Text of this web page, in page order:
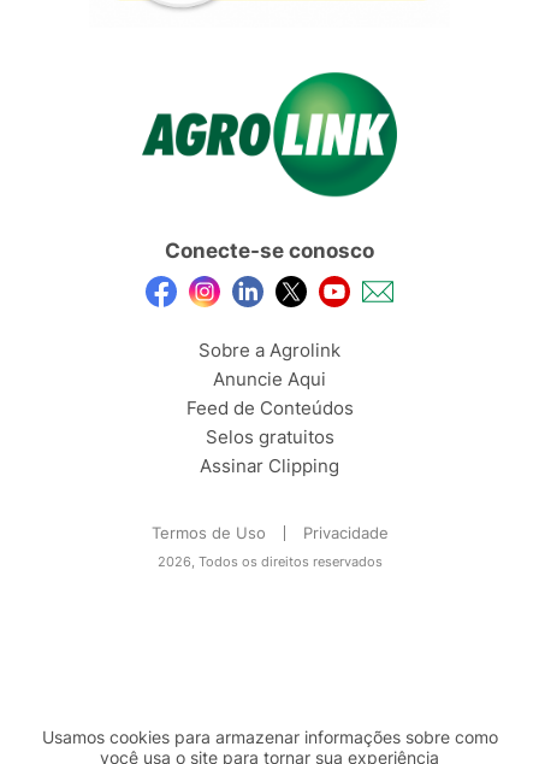
Conecte-se conosco
Sobre a Agrolink
Anuncie Aqui
Feed de Conteúdos
Selos gratuitos
Assinar Clipping
Termos de Uso Privacidade
2026, Todos os direitos reservados
Usamos cookies para armazenar informações sobre como
você usa o site para tornar sua experiência